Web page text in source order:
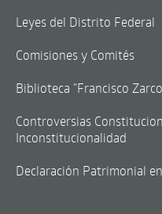
Leyes del Distrito Federal
Comisiones y Comités
Biblioteca "Francisco
Controversias
Inconstitucionalidad
Declaración Patrimonial